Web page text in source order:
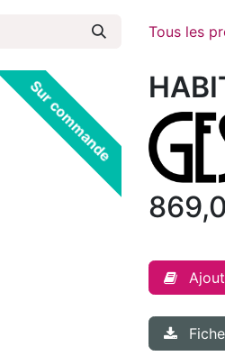
Tous les
Sur commande